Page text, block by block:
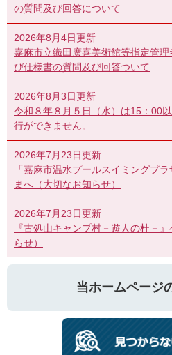
の質問及び回答について
2026年8月4日更新
嘉麻市立織田廣喜美術館等指定管
び仕様書の質問及び回答ついて
2026年8月3日更新
令和８年８月５日（水）は15：00
行ができません。
2026年7月23日更新
「嘉麻市温水プールスイミングプ
まへ（大切なお知らせ）
2026年7月23日更新
『古処山キャンプ村－遊人の杜－
らせ）
当ホームページ